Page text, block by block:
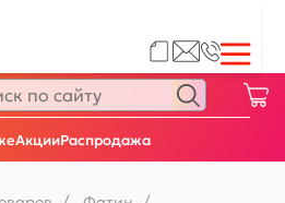
АкцииРаспродажа